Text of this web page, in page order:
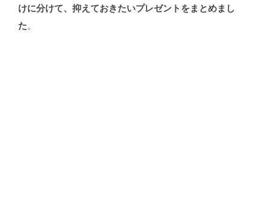
けに分けて、抑えておきたいプレゼントをまとめまし
た。